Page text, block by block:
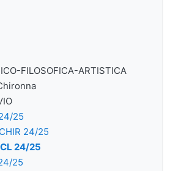
FILOSOFICA-ARTISTICA
25
24/25
24/25
25